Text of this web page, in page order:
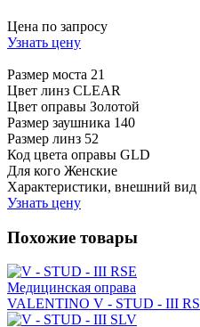
Цена по запросу
Узнать цену
Размер моста 21
Цвет линз CLEAR
Цвет оправы Золотой
Размер заушника 140
Размер линз 52
Код цвета оправы GLD
Для кого Женские
Характеристики, внешний вид
Узнать цену
Похожие товары
Медицинская оправа
VALENTINO V - STUD - III